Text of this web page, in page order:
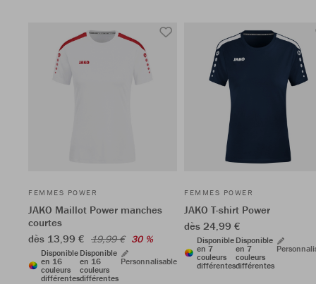
FEMMES POWER
JAKO Maillot Power manches
courtes
dès 13,99 € 19,99 € 30 %
Disponible
en 16
couleurs
différentes
Disponible
en 16
couleurs
différentes
Personnalisable
FEMMES POWER
JAKO T-shirt Power
dès 24,99 €
Disponible
en 7
couleurs
différentes
Disponible
en 7
couleurs
différentes